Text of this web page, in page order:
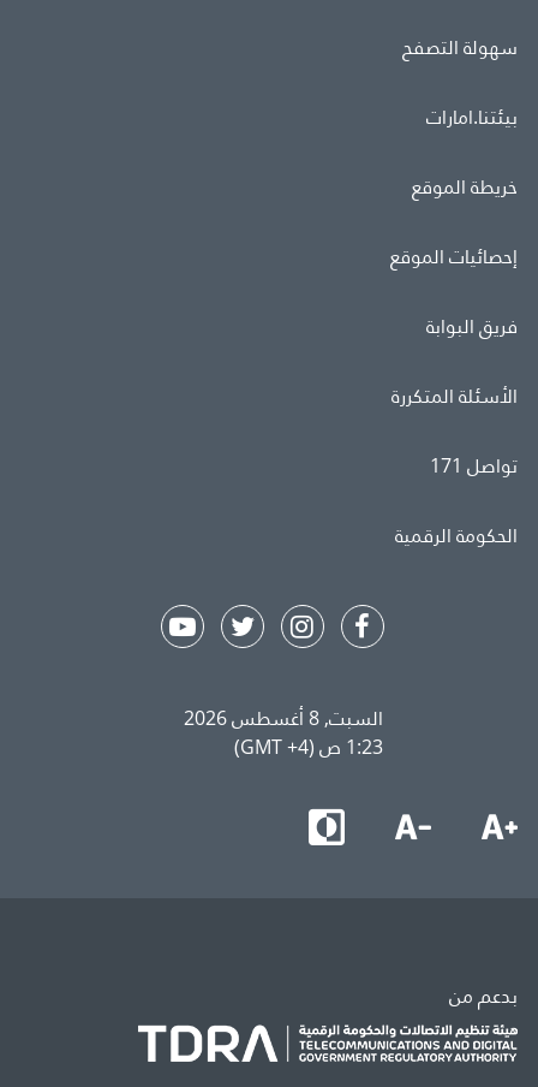
سهولة التصفح
بيئتنا.امارات
خريطة الموقع
إحصائيات الموقع
فريق البوابة
الأسئلة المتكررة
تواصل 171
الحكومة الرقمية
السبت, 8 أغسطس 2026
1:23 ص (GMT +4)
بدعم من